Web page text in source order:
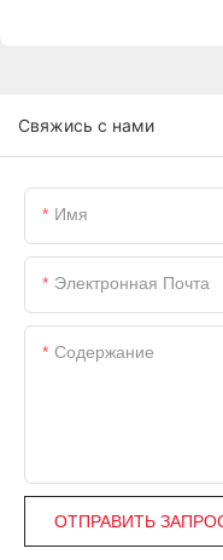
Свяжись с нами
Имя
Электронная Почта
Содержание
ОТПРАВИТЬ